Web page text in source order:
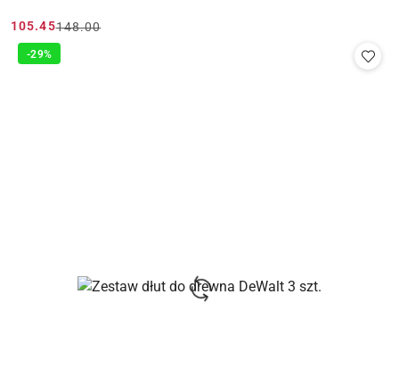
Cena
promocyjna:
105.45
Cena
przed
148.00
-29%